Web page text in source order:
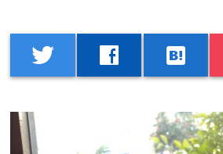
twitter facebook hatenabookmark